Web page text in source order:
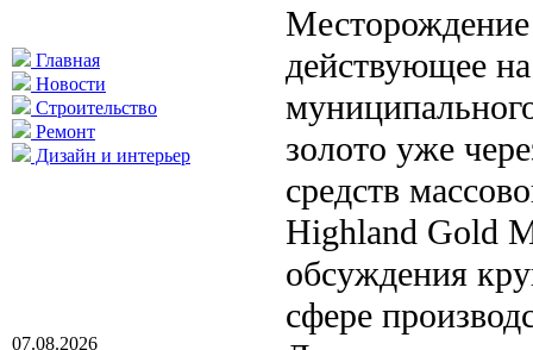
Главная
Новости
Строительство
Ремонт
Дизайн и интерьер
07.08.2026
действующее
золото уже
средств
Highland Gold
обсуждения
сфере